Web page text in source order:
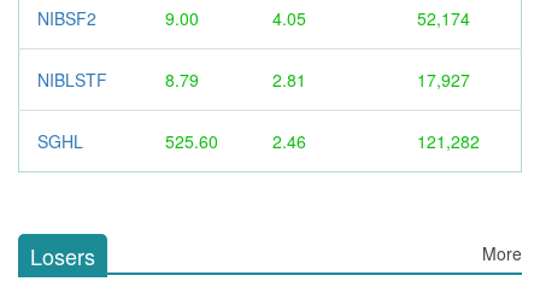
NIBSF2 9.00 4.05 52,174
NIBLSTF 8.79 2.81 17,927
SGHL 525.60 2.46 121,282
Losers More